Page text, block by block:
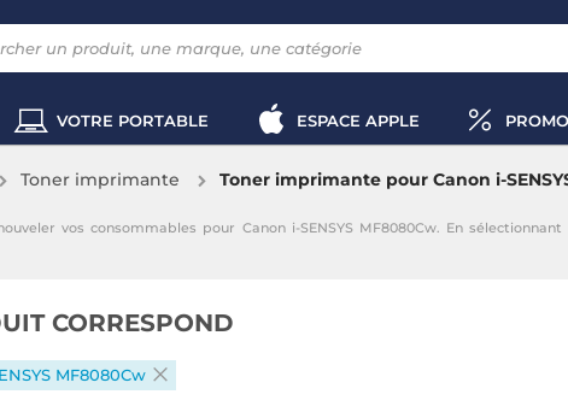
VOTRE PORTABLE ESPACE APPLE
Toner imprimante Toner imprimante pour Canon i-
vos consommables pour Canon i-SENSYS MF8080Cw. En
CORRESPOND
MF8080Cw